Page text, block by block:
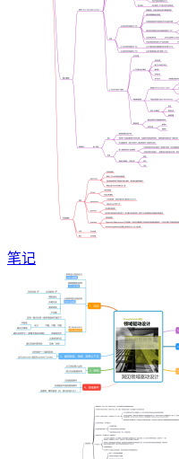
笔记